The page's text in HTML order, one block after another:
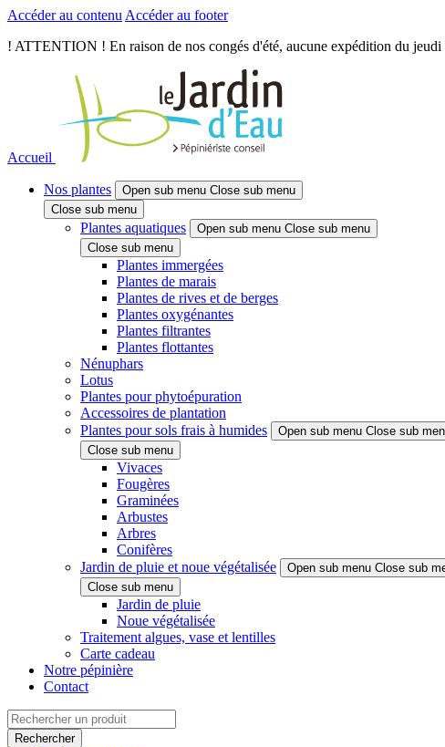
Accéder au contenu Accéder au footer
! ATTENTION ! En raison de nos congés d'été, aucune expédition du
Accueil
Nos plantes Open sub menu Close sub menu
Close sub menu
Plantes aquatiques Open sub menu Close sub menu
Close sub menu
Plantes immergées
Plantes de marais
Plantes de rives et de berges
Plantes oxygénantes
Plantes filtrantes
Plantes flottantes
Nénuphars
Lotus
Plantes pour phytoépuration
Accessoires de plantation
Plantes pour sols frais à humides
Open sub menu Close sub
Close sub menu
Vivaces
Fougères
Graminées
Arbustes
Arbres
Conifères
Jardin de pluie et noue végétalisée
Open sub menu Close sub
Close sub menu
Jardin de pluie
Noue végétalisée
Traitement algues, vase et lentilles
Carte cadeau
Notre pépinière
Contact
Rechercher